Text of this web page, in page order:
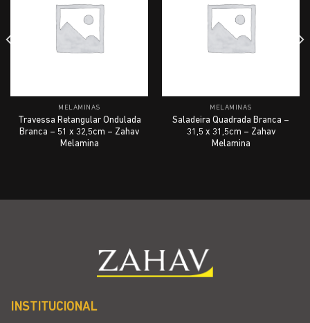
MELAMINAS
Travessa Retangular Ondulada
Branca – 51 x 32,5cm – Zahav
Melamina
MELAMINAS
Saladeira Quadrada Branca –
31,5 x 31,5cm – Zahav
Melamina
INSTITUCIONAL